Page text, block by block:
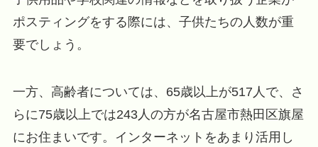
ポスティングをする際には、子供たちの人数が重
要でしょう。
一方、高齢者については、65歳以上が517人で、さ
らに75歳以上では243人の方が名古屋市熱田区旗屋
にお住まいです。インターネットをあまり活用し